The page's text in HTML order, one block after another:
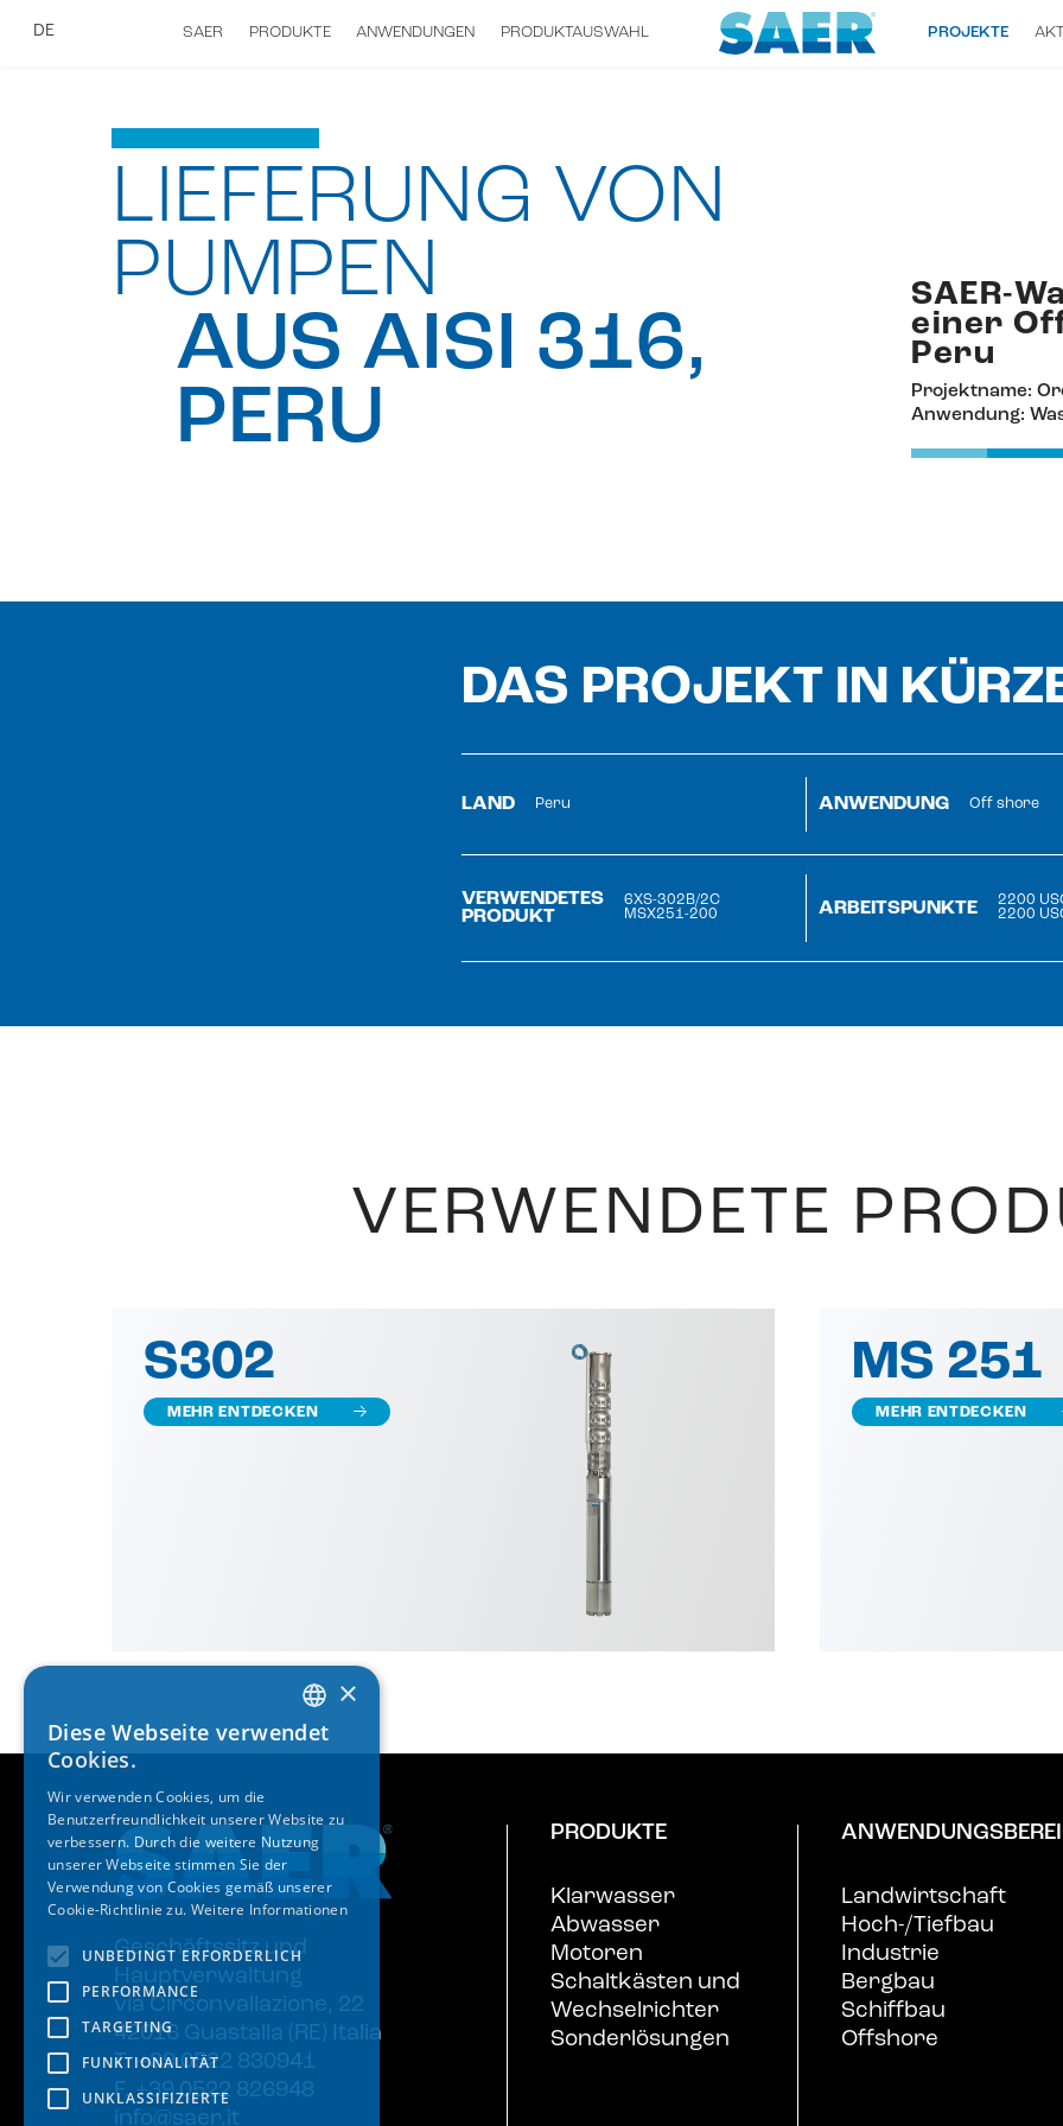
DE SAER PRODUKTE ANWENDUNGEN PRODUKTAUSWAHL PROJEKTE
LIEFERUNG VON
PUMPEN
AUS AISI 316,
PERU
SAER-
einer
Peru
Projektname:
Anwendung:
DAS PROJEKT IN
LAND Peru ANWENDUNG Off shore
VERWENDETES
PRODUKT
6XS-302B/2C
MSX251-200
ARBEITSPUNKTE
2200
2200
VERWENDETE
S302
MEHR ENTDECKEN
MS 251
MEHR ENTDECKEN
Geschäftssitz und
Hauptverwaltung
via Circonvallazione, 22
42016 Guastalla (RE) Italia
T. +39 0522 830941
F. +39 0522 826948
info@saer.it
PRODUKTE
Klarwasser
Abwasser
Motoren
Schaltkästen und
Wechselrichter
Sonderlösungen
Landwirtschaft
Hoch-/Tiefbau
Industrie
Bergbau
Schiffbau
Offshore
ITALIAN
SPANISH
FRENCH
×
Diese Webseite verwendet
Cookies.
Wir verwenden Cookies, um die
Benutzerfreundlichkeit unserer Website zu
verbessern. Durch die weitere Nutzung
unserer Webseite stimmen Sie der
Verwendung von Cookies gemäß unserer
Cookie-Richtlinie zu. Weitere Informationen
UNBEDINGT ERFORDERLICH
PERFORMANCE
TARGETING
FUNKTIONALITÄT
UNKLASSIFIZIERTE